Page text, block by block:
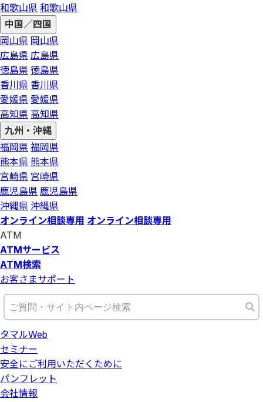
和歌山県 和歌山県
中国／四国
岡山県 岡山県
広島県 広島県
徳島県 徳島県
香川県 香川県
愛媛県 愛媛県
高知県 高知県
九州・沖縄
福岡県 福岡県
熊本県 熊本県
宮崎県 宮崎県
鹿児島県 鹿児島県
沖縄県 沖縄県
オンライン相談専用 オンライン相談専用
ATM
ATMサービス
ATM検索
お客さまサポート
タマルWeb
セミナー
安全にご利用いただくために
パンフレット
会社情報